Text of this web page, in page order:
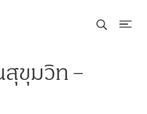
สุขุมวิท –